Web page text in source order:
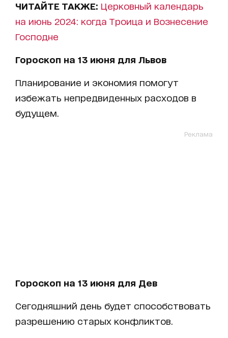
ЧИТАЙТЕ ТАКЖЕ: Церковный календарь
на июнь 2024: когда Троица и Вознесение
Господне
Гороскоп на 13 июня для Львов
Планирование и экономия помогут
избежать непредвиденных расходов в
будущем.
Реклама
Гороскоп на 13 июня для Дев
Сегодняшний день будет способствовать
разрешению старых конфликтов.